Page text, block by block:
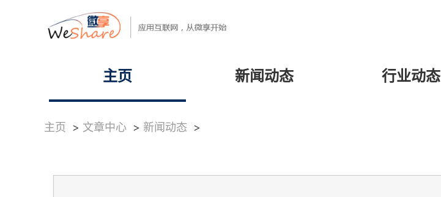
主页 新闻动态 行业动态
主页 > 文章中心 > 新闻动态 >